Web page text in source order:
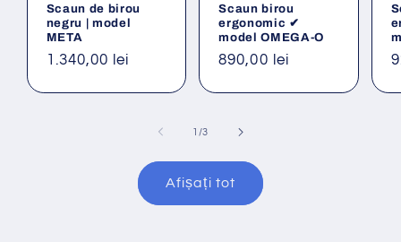
Scaun de birou
negru | model
META
Preț
1.340,00 lei
Scaun birou
ergonomic ✔
model OMEGA-O
Preț
890,00 lei
1 /din
3
Afișați tot